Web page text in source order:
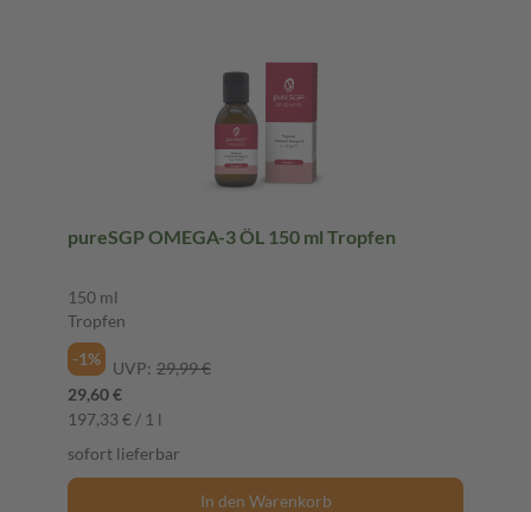
pureSGP OMEGA-3 ÖL 150 ml Tropfen
150 ml
Tropfen
-1%
UVP: 29,99 €
29,60 €
197,33 € / 1 l
sofort lieferbar
In den Warenkorb